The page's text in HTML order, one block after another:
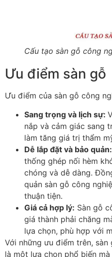
Cấu tạo sàn gỗ công
Ưu điểm sàn gỗ
Ưu điểm của sàn gỗ công
Sang trọng và lịch sự:
nắp và cảm giác sang
làm tăng giá trị thẩm
Dễ lắp đặt và bảo quản:
thống ghép nối hèm
chóng và dễ dàng.
quản sàn gỗ công
thuận tiện.
Giá cả hợp lý: Sàn gỗ
giá thành phải chăng
lựa chọn, phù hợp với
Với những ưu điểm trên,
là một lựa chọn phổ biến